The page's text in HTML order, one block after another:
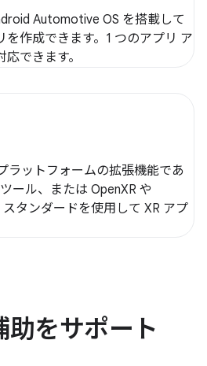
Automotive OS を搭載して
を作成できます。1 つのアプリ ア
できます。
ラットフォームの拡張機能であ
ール、または OpenXR や
タンダードを使用して XR アプ
助をサポート